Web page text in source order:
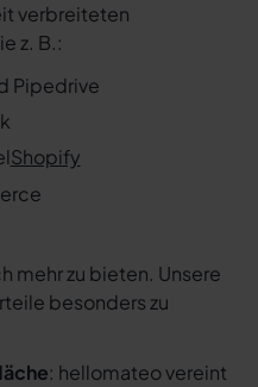
verbreiteten
z. B.:
Pipedrive
Shopify
mehr zu bieten. Unsere
besonders zu
: hellomateo vereint